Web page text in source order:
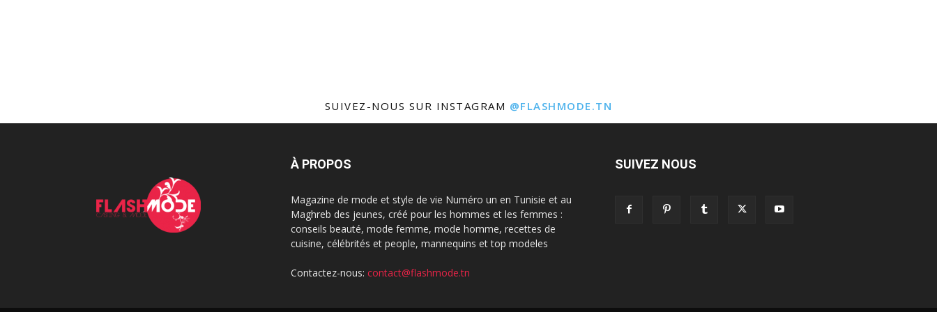
SUIVEZ-NOUS SUR INSTAGRAM @FLASHMODE.TN
À PROPOS
Magazine de mode et style de vie Numéro un en Tunisie et au
Maghreb des jeunes, créé pour les hommes et les femmes :
conseils beauté, mode femme, mode homme, recettes de
cuisine, célébrités et people, mannequins et top modeles
Contactez-nous: contact@flashmode.tn
SUIVEZ NOUS